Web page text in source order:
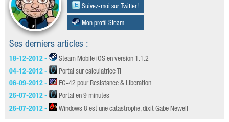
Suivez-moi sur Twitter!
Mon profil Steam
Ses derniers articles :
18-12-2012 -
Steam Mobile iOS en version 1.1.2
04-12-2012 -
Portal sur calculatrice TI
06-09-2012 -
FG-42 pour Resistance & Liberation
26-07-2012 -
Portal en 9 minutes
26-07-2012 -
Windows 8 est une catastrophe, dixit Gabe Newell